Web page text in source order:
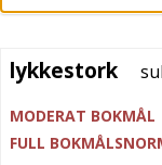
lykkestork
MODERAT BOKMÅL
FULL